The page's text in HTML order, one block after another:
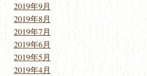
2019年9月
2019年8月
2019年7月
2019年6月
2019年5月
2019年4月